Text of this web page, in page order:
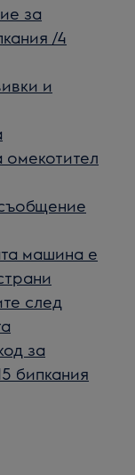
за
/4
и
машина е
след
за
бипкания